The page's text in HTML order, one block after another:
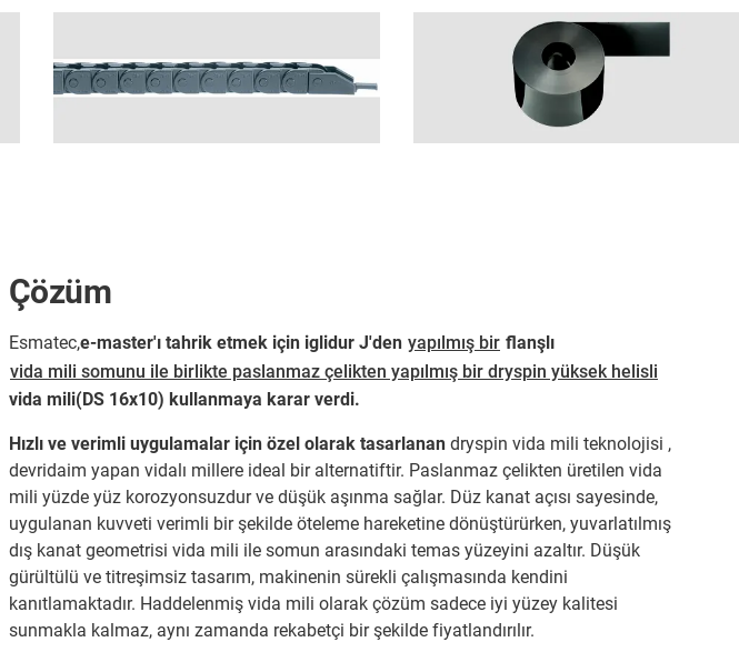
Çözüm
Esmatec,e-master'ı tahrik etmek için iglidur J'den yapılmış bir flanşlı
vida mili somunu ile birlikte paslanmaz çelikten yapılmış bir dryspin yüksek helisli
vida mili(DS 16x10) kullanmaya karar verdi.
Hızlı ve verimli uygulamalar için özel olarak tasarlanan dryspin vida mili teknolojisi ,
devridaim yapan vidalı millere ideal bir alternatiftir. Paslanmaz çelikten üretilen vida
mili yüzde yüz korozyonsuzdur ve düşük aşınma sağlar. Düz kanat açısı sayesinde,
uygulanan kuvveti verimli bir şekilde öteleme hareketine dönüştürürken, yuvarlatılmış
dış kanat geometrisi vida mili ile somun arasındaki temas yüzeyini azaltır. Düşük
gürültülü ve titreşimsiz tasarım, makinenin sürekli çalışmasında kendini
kanıtlamaktadır. Haddelenmiş vida mili olarak çözüm sadece iyi yüzey kalitesi
sunmakla kalmaz, aynı zamanda rekabetçi bir şekilde fiyatlandırılır.